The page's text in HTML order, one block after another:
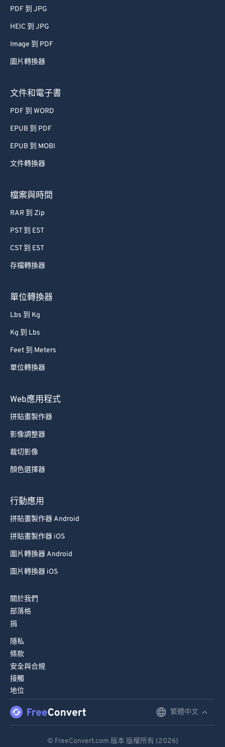
PDF 到 JPG
HEIC 到 JPG
Image 到 PDF
圖片轉換器
文件和電子書
PDF 到 WORD
EPUB 到 PDF
EPUB 到 MOBI
文件轉換器
檔案與時間
RAR 到 Zip
PST 到 EST
CST 到 EST
存檔轉換器
單位轉換器
Lbs 到 Kg
Kg 到 Lbs
Feet 到 Meters
單位轉換器
Web應用程式
拼貼畫製作器
影像調整器
裁切影像
顏色選擇器
行動應用
拼貼畫製作器 Android
拼貼畫製作器 iOS
圖片轉換器 Android
圖片轉換器 iOS
關於我們
部落格
捐
隱私
條款
安全與合規
接觸
地位
繁體中文
© FreeConvert.com 版本 版權所有 (2026)